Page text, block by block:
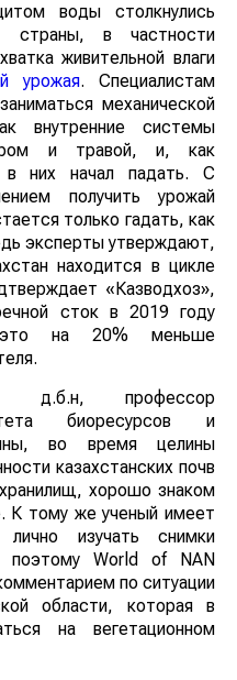
воды столкнулись
страны, в частности
живительной влаги
урожая. Специалистам
механической
внутренние системы
и травой, и, как
в них начал падать. С
получить урожай
только гадать, как
эксперты утверждают,
находится в цикле
«Казводхоз»,
сток в 2019 году
на 20% меньше
д.б.н, профессор
биоресурсов и
во время целины
казахстанских почв
хорошо знаком
К тому же ученый имеет
изучать снимки
поэтому World of NAN
по ситуации
области, которая в
на вегетационном